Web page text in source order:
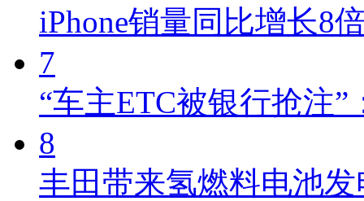
iPhone销量同比增长8
7
“车主ETC被银行抢注
8
丰田带来氢燃料电池